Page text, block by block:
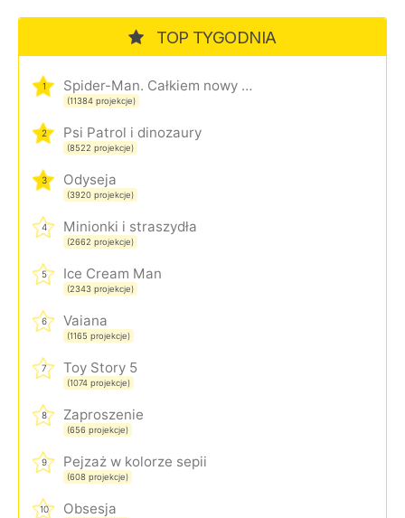
TOP TYGODNIA
1 Spider-Man. Całkiem nowy dzień
(11384 projekcje)
2 Psi Patrol i dinozaury
(8522 projekcje)
3 Odyseja
(3920 projekcje)
4 Minionki i straszydła
(2662 projekcje)
5 Ice Cream Man
(2343 projekcje)
6 Vaiana
(1165 projekcje)
7 Toy Story 5
(1074 projekcje)
8 Zaproszenie
(656 projekcje)
9 Pejzaż w kolorze sepii
(608 projekcje)
10 Obsesja